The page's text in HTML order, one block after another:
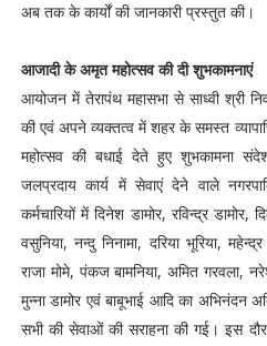
अब तक के कार्यों की जानकारी प्रस्तुत की।
आजादी के अमृत महोत्सव की दी शुभकामनाएं
आयोजन में तेरापंथ महासभा से साध्वी श्री
की एवं अपने व्यक्तत्व में शहर के समस्त
महोत्सव की बधाई देते हुए शुभकामना
जलप्रदाय कार्य में सेवाएं देने वाले
कर्मचारियों में दिनेश डामोर, रविन्द्र डामोर,
वसुनिया, नन्दु निनामा, दरिया भूरिया,
राजा मोमे, पंकज बामनिया, अमित गरवला,
मुन्ना डामोर एवं बाबूभाई आदि का अभिनंदन
सभी की सेवाओं की सराहना की गई। इस